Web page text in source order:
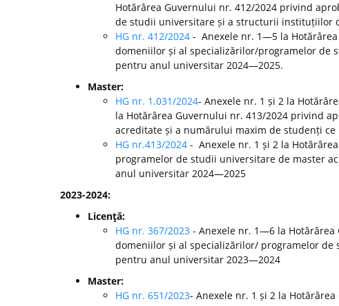
Hotărârea Guvernului nr. 412/2024 privind
de studii universitare și a structurii instituțiilor
HG nr. 412/2024 - Anexele nr. 1—5 la
domeniilor și al specializărilor/programelor
pentru anul universitar 2024—2025.
Master:
HG nr. 1.031/2024- Anexele nr. 1 și 2 la
la Hotărârea Guvernului nr. 413/2024 privind
acreditate și a numărului maxim de studenți
HG nr.413/2024 - Anexele nr. 1 și 2 la
programelor de studii universitare de master
anul universitar 2024—2025
2023-2024:
Licenţă:
HG nr. 367/2023 - Anexele nr. 1—6 la
domeniilor și al specializărilor/ programelor
pentru anul universitar 2023—2024
Master:
HG nr. 651/2023- Anexele nr. 1 și 2 la